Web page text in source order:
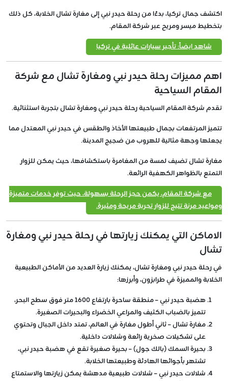
اكتشف جمال تركيا، بدءًا من رحلة حيدر نبي إلى مغارة تشال الخلابة، كل ذلك
بتخطيط ميسر ومريح عبر شركة المقام.
شاهد ايضاً: تأجير سيارات عائلية في تركيا
اهم مميزات رحلة حيدر نبي ومغارة تشال مع شركة
المقام السياحية
تقدم شركة المقام السياحية رحلة حيدر نبي ومغارة تشال بتجربة استثنائية.
تتميز المرتفعات بجمال طبيعتها الأخاذ والطقس في حيدر نبي المعتدل مما
يجعلها وجهة مثالية للهروب من ضجيج المدينة.
مغارة تشال تضيف لمسة من المغامرة باستكشافها، حيث يمكن للزوار
التمتع بالظواهر الكهفية الرائعة.
مع شركة المقام، يكمن حجز الرحلة بسهولة، حيث توفر خدمات متميزة
ومواعيد مرنة تتيح للزوار تجربة مريحة ومثيرة.
الاماكن التي يمكنك زيارتها في رحلة حيدر نبي ومغارة
تشال
في رحلة حيدر نبي ومغارة تشال، يمكنك زيارة العديد من الأماكن الطبيعية
الخلابة والمميزة في طرابزون، وأبرزها:
هضبة حيدر نبي – منطقة ساحرة بارتفاع 1600 متر فوق سطح البحر،
تتميز بالضباب الكثيف والمراعي الخضراء والبحيرات الصغيرة.
مغارة تشال – ثاني أطول مغارة في العالم، تمتد داخل الجبال وتحتوي
على تشكيلات صخرية رائعة وشلالات داخلية.
بحيرة السمك (بالك جول) – بحيرة صغيرة تقع في هضبة حيدر نبي،
تشتهر بأجوائها الهادئة وطبيعتها الخلابة.
شلالات حيدر نبي – شلالات طبيعية مدهشة يمكن زيارتها والاستمتاع